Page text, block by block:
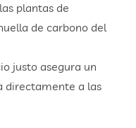
plantas de
de carbono del
justo asegura un
directamente a las